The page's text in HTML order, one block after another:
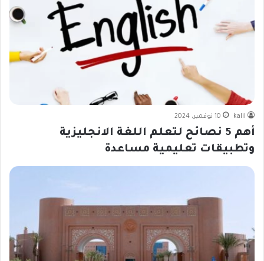
kalil 10 نوفمبر، 2024
أهم 5 نصائح لتعلم اللغة الانجليزية
وتطبيقات تعليمية مساعدة